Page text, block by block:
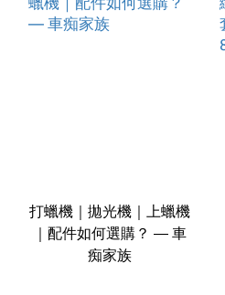
打蠟機｜拋光機｜上蠟機
｜配件如何選購？ — 車
痴家族